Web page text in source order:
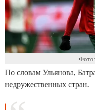
По словам Ульянова,
недружественных стран.